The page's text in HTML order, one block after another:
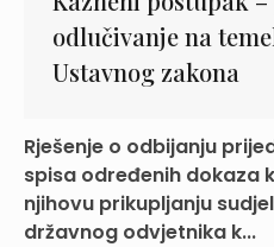
odlučivanje na
Ustavnog zakona
Rješenje o odbijanju
spisa određenih dokaza
njihovu prikupljanju
državnog odvjetnika k...